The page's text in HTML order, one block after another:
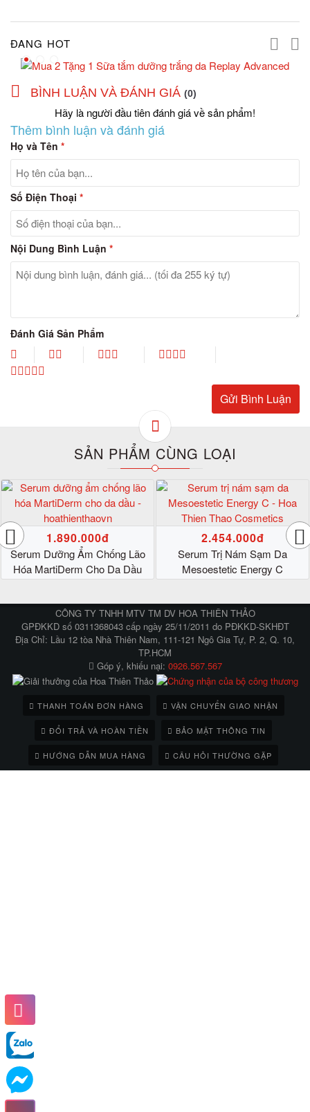
ĐANG HOT
BÌNH LUẬN VÀ ĐÁNH GIÁ (0)
Hãy là người đầu tiên đánh giá về sản phẩm!
Thêm bình luận và đánh giá
Họ và Tên *
Số Điện Thoại *
Nội Dung Bình Luận *
Đánh Giá Sản Phẩm
SẢN PHẨM CÙNG LOẠI
1.890.000đ
Serum Dưỡng Ẩm Chống Lão
Hóa MartiDerm Cho Da Dầu
2.454.000đ
Serum Trị Nám Sạm Da
Mesoestetic Energy C
CÔNG TY TNHH MTV TM DV HOA THIÊN THẢO
GPĐKKD số 0311368043 cấp ngày 25/11/2011 do PĐKKD-SKHĐT
Địa Chỉ: Lầu 12 tòa Nhà Thiên Nam, 111-121 Ngô Gia Tự, P. 2, Q. 10,
TP.HCM
Góp ý, khiếu nại: 0926.567.567
THANH TOÁN ĐƠN HÀNG VẬN CHUYỂN GIAO NHẬN
ĐỔI TRẢ VÀ HOÀN TIỀN BẢO MẬT THÔNG TIN
HƯỚNG DẪN MUA HÀNG CÂU HỎI THƯỜNG GẶP